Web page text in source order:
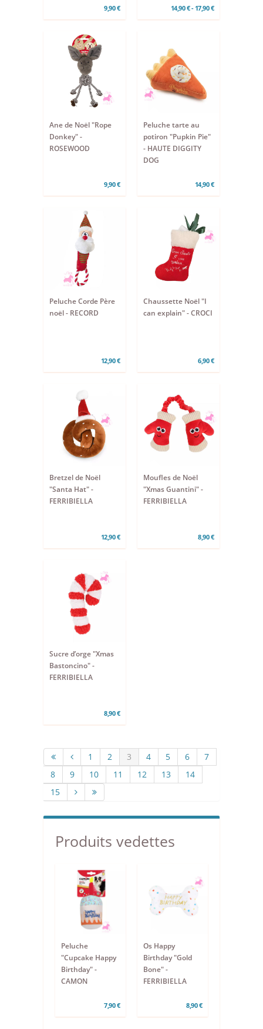
9,90 € 14,90 € - 17,90 €
Ane de Noël "Rope
Donkey" -
ROSEWOOD
9,90 €
Peluche tarte au
potiron "Pupkin Pie"
- HAUTE DIGGITY
DOG
14,90 €
Peluche Corde Père
noël - RECORD
12,90 €
Chaussette Noël "I
can explain" - CROCI
6,90 €
Bretzel de Noël
"Santa Hat" -
FERRIBIELLA
12,90 €
Moufles de Noël
"Xmas Guantini" -
FERRIBIELLA
8,90 €
Sucre d’orge "Xmas
Bastoncino" -
FERRIBIELLA
8,90 €
1 2 3 4 5 6
7
8
9 10 11 12 13
14
15
Produits vedettes
Peluche
"Cupcake Happy
Birthday" -
CAMON
7,90 €
Os Happy
Birthday "Gold
Bone" -
FERRIBIELLA
8,90 €